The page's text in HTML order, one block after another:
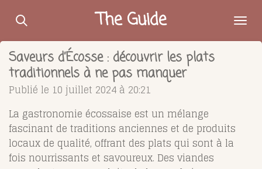
Passer
contenu
principal
The Guide
Saveurs d’Écosse : découvrir les plats
traditionnels à ne pas manquer
Publié le 10 juillet 2024 à 20:21
La gastronomie écossaise est un mélange
fascinant de traditions anciennes et de produits
locaux de qualité, offrant des plats qui sont à la
fois nourrissants et savoureux. Des viandes